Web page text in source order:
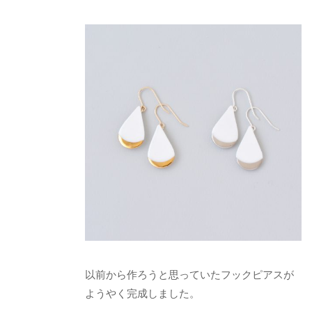
以前から作ろうと思っていたフックピアスが
ようやく完成しました。